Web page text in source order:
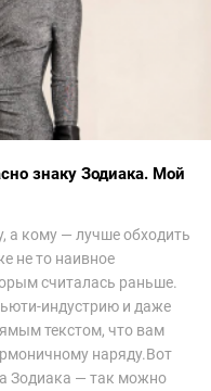
знаку Зодиака. Мой
а кому — лучше обходить
не то наивное
считалась раньше.
индустрию и даже
текстом, что вам
наряду.Вот
Зодиака — так можно